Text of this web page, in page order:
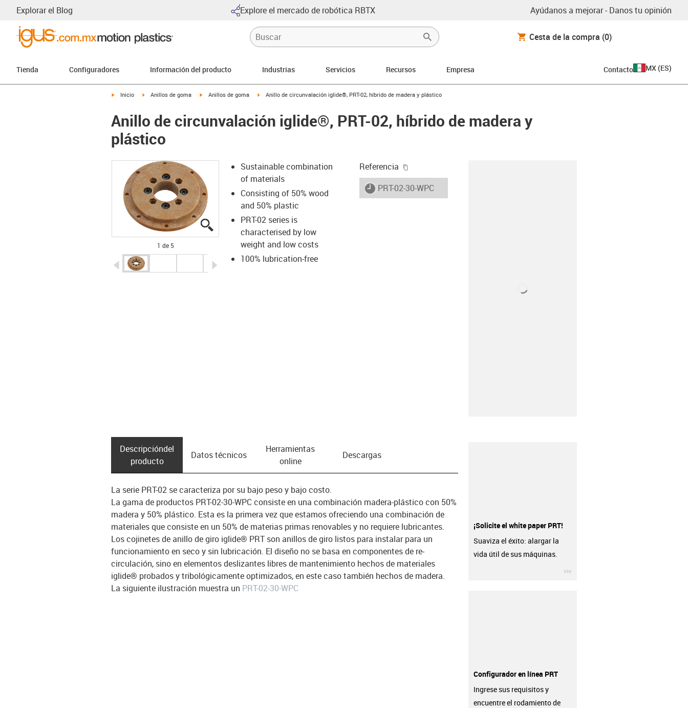
Explorar el Blog Explore el mercado de robótica RBTX Ayúdanos a mejorar - Danos tu opinión
Cesta de la compra (0)
Tienda Configuradores Información del producto Industrias Servicios Recursos Empresa Contacto MX (ES)
igus-icon-arrow-right
Inicio igus-icon-arrow-right
Anillos de goma igus-icon-arrow-right
Anillos de goma igus-icon-arrow-right
Anillo de circunvalación iglide®, PRT-02, híbrido de madera y plástico
Anillo de circunvalación iglide®, PRT-02, híbrido de madera y
plástico
igus-icon-lupe
igus-icon-lupe
igus-icon-lupe
igus-icon-lupe
igus-icon-lupe
1 de 5
igus-icon-arrow-left igus-icon-arrow-right
Sustainable combination
of materials
Consisting of 50% wood
and 50% plastic
PRT-02 series is
characterised by low
weight and low costs
100% lubrication-free
Referencia
igus-icon-lieferzeit
PRT-02-30-WPC
Descripción­del
producto
Datos técnicos
Herramientas
online
Descargas
La serie PRT-02 se caracteriza por su bajo peso y bajo costo.
La gama de productos PRT-02-30-WPC consiste en una combinación madera-plástico con 50%
madera y 50% plástico. Esta es la primera vez que estamos ofreciendo una combinación de
materiales que consiste en un 50% de materias primas renovables y no requiere lubricantes.
Los cojinetes de anillo de giro iglide® PRT son anillos de giro listos para instalar para un
funcionamiento en seco y sin lubricación. El diseño no se basa en componentes de re-
circulación, sino en elementos deslizantes libres de mantenimiento hechos de materiales
iglide® probados y tribológicamente optimizados, en este caso también hechos de madera.
La siguiente ilustración muestra un PRT-02-30-WPC
¡Solicite el white paper PRT!
Suaviza el éxito: alargar la
vida útil de sus máquinas.
Configurador en línea PRT
Ingrese sus requisitos y
encuentre el rodamiento de